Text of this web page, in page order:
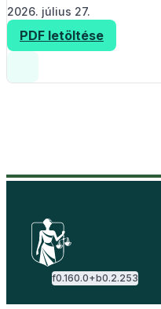
2026. július 27.
PDF letöltése
f0.160.0+b0.2.253